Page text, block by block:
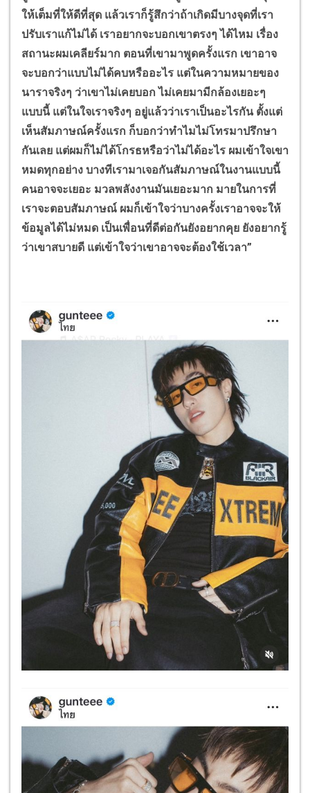
ให้เต็มที่ให้ดีที่สุด แล้วเราก็รู้สึกว่าถ้าเกิดมีบางจุดที่เรา
ปรับเราแก้ไม่ได้ เราอยากจะบอกเขาตรงๆ ได้ไหม เรื่อง
สถานะผมเคลียร์มาก ตอนที่เขามาพูดครั้งแรก เขาอาจ
จะบอกว่าแบบไม่ได้คบหรืออะไร แต่ในความหมายของ
นาราจริงๆ ว่าเขาไม่เคยบอก ไม่เคยมามีกล้องเยอะๆ
แบบนี้ แต่ในใจเราจริงๆ อยู่แล้วว่าเราเป็นอะไรกัน ตั้งแต่
เห็นสัมภาษณ์ครั้งแรก ก็บอกว่าทำไมไม่โทรมาปรึกษา
กันเลย แต่ผมก็ไม่ได้โกรธหรือว่าไม่ได้อะไร ผมเข้าใจเขา
หมดทุกอย่าง บางทีเรามาเจอกันสัมภาษณ์ในงานแบบนี้
คนอาจจะเยอะ มวลพลังงานมันเยอะมาก มายในการที่
เราจะตอบสัมภาษณ์ ผมก็เข้าใจว่าบางครั้งเราอาจจะให้
ข้อมูลได้ไม่หมด เป็นเพื่อนที่ดีต่อกันยังอยากคุย ยังอยากรู้
ว่าเขาสบายดี แต่เข้าใจว่าเขาอาจจะต้องใช้เวลา”